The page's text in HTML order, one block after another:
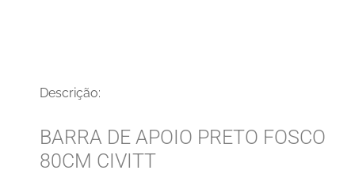
Descrição:
BARRA DE APOIO PRETO FOSCO
80CM CIVITT